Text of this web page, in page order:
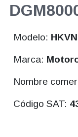
Modelo:
Marca:
Nombre
Código SAT: